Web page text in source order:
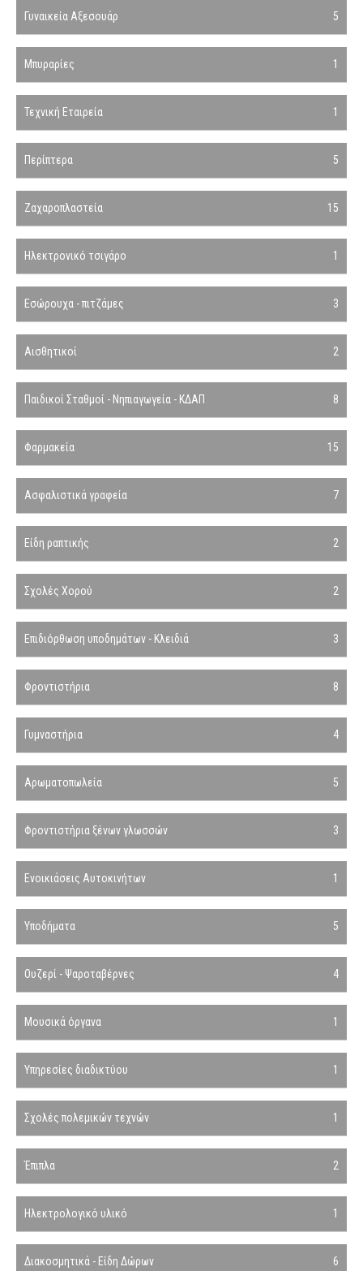
Γυναικεία Αξεσουάρ 5
Μπυραρίες 1
Τεχνική Εταιρεία 1
Περίπτερα 5
Ζαχαροπλαστεία 15
Ηλεκτρονικό τσιγάρο 1
Εσώρουχα - πιτζάμες 3
Αισθητικοί 2
Παιδικοί Σταθμοί - Νηπιαγωγεία - ΚΔΑΠ 8
Φαρμακεία 15
Ασφαλιστικά γραφεία 7
Είδη ραπτικής 2
Σχολές Χορού 2
Επιδιόρθωση υποδημάτων - Κλειδιά 3
Φροντιστήρια 8
Γυμναστήρια 4
Αρωματοπωλεία 5
Φροντιστήρια ξένων γλωσσών 3
Ενοικιάσεις Αυτοκινήτων 1
Υποδήματα 5
Ουζερί - Ψαροταβέρνες 4
Μουσικά όργανα 1
Υπηρεσίες διαδικτύου 1
Σχολές πολεμικών τεχνών 1
Έπιπλα 2
Ηλεκτρολογικό υλικό 1
Διακοσμητικά - Είδη Δώρων 6